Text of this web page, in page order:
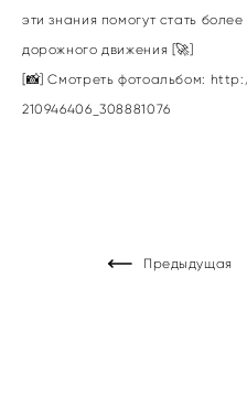
эти знания помогут стать
дорожного движения [🚀]
[📸] Смотреть фотоальбом:
210946406_308881076
Предыдущая